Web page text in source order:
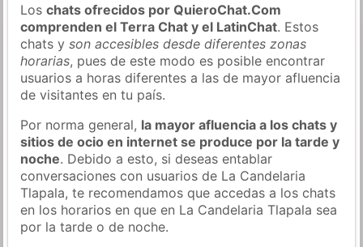
Loschats ofrecidos por QuieroChat.Com
comprenden el Terra Chat y el LatinChat. Estos
chats yson accesibles desde diferentes zonas
horarias, pues de este modo es posible encontrar
usuarios a horas diferentes a las de mayor afluencia
de visitantes en tu país.
Por norma general, la mayor afluencia a los chats y
sitios de ocio en internet se produce por la tarde y
noche. Debido a esto, si deseas entablar
conversaciones con usuarios de La Candelaria
Tlapala, te recomendamos que accedas a los chats
en los horarios en que en La Candelaria Tlapala sea
por la tarde o de noche.